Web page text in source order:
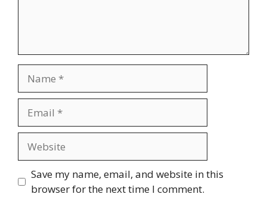
Save my name, email, and website in this
browser for the next time I comment.